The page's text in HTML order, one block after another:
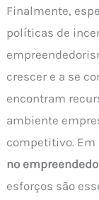
Finalmente,
políticas de
crescer e a se
encontram
ambiente
competitivo.
no
esforços são